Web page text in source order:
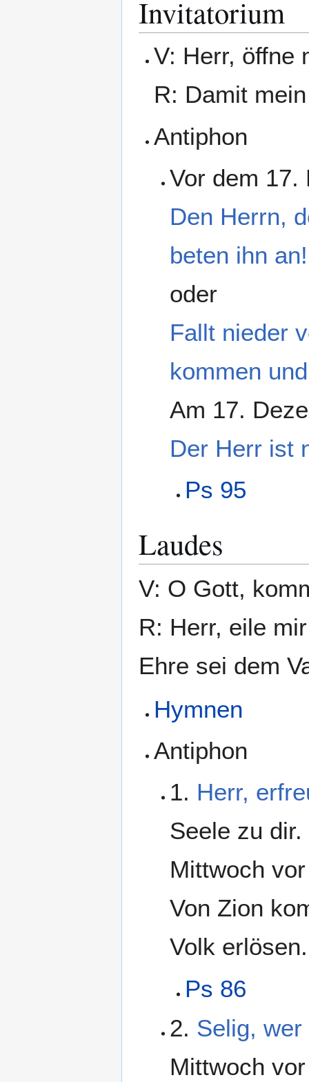
Invitatorium
V: Herr, öffne
R: Damit
Antiphon
Vor dem 17.
Den Herrn,
beten ihn an!
oder
Fallt nieder
kommen
Am 17.
Der Herr ist
Ps 95
Laudes
V: O Gott,
R: Herr, eile
Ehre sei dem
Hymnen
Antiphon
1. Herr,
Seele zu dir.
Mittwoch
Von Zion
Volk erlösen.
Ps 86
2. Selig,
Mittwoch